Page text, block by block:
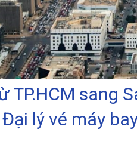
TP.HCM sang
lý vé máy